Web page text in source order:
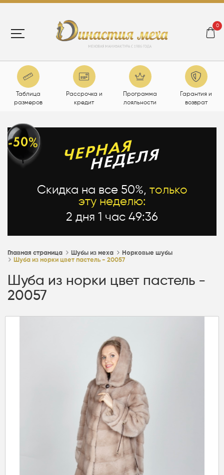
0
Таблица
размеров
Рассрочка и
кредит
Программа
лояльности
Гарантия и
возврат
Скидка на все 50%, только
эту неделю:
2 дня 1 час 49:35
Главная страница Шубы из меха
Норковые шубы
Шуба из норки цвет пастель - 20057
Шуба из норки цвет пастель -
20057